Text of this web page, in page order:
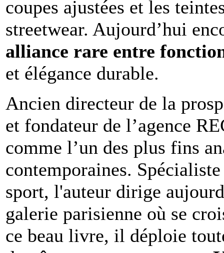
coupes ajustées et les
streetwear. Aujourd’hui
alliance rare entre
et élégance durable.
Ancien directeur de la
et fondateur de l’agence
comme l’un des plus fins
contemporaines.
sport, l'auteur dirige
galerie parisienne où se
ce beau livre, il déploie